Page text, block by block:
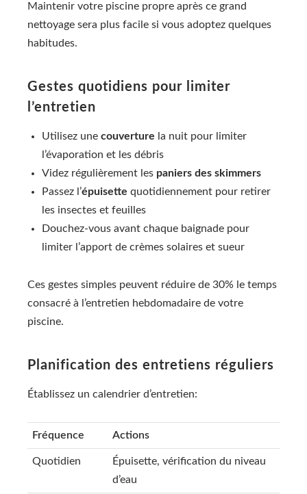
Maintenir votre piscine propre après ce grand
nettoyage sera plus facile si vous adoptez quelques
habitudes.
Gestes quotidiens pour limiter
l’entretien
Utilisez une couverture la nuit pour limiter
l’évaporation et les débris
Videz régulièrement les paniers des skimmers
Passez l’épuisette quotidiennement pour retirer
les insectes et feuilles
Douchez-vous avant chaque baignade pour
limiter l’apport de crèmes solaires et sueur
Ces gestes simples peuvent réduire de 30% le temps
consacré à l’entretien hebdomadaire de votre
piscine.
Planification des entretiens réguliers
Établissez un calendrier d’entretien:
Fréquence Actions
Quotidien
Épuisette, vérification du niveau
d’eau